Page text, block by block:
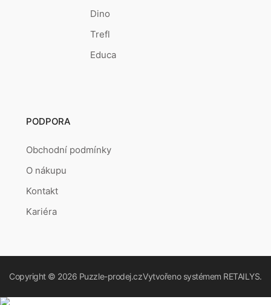
Dino
Trefl
Educa
PODPORA
Obchodní podmínky
O nákupu
Kontakt
Kariéra
Copyright © 2026 Puzzle-prodej.czVytvořeno systémem RETAILYS.